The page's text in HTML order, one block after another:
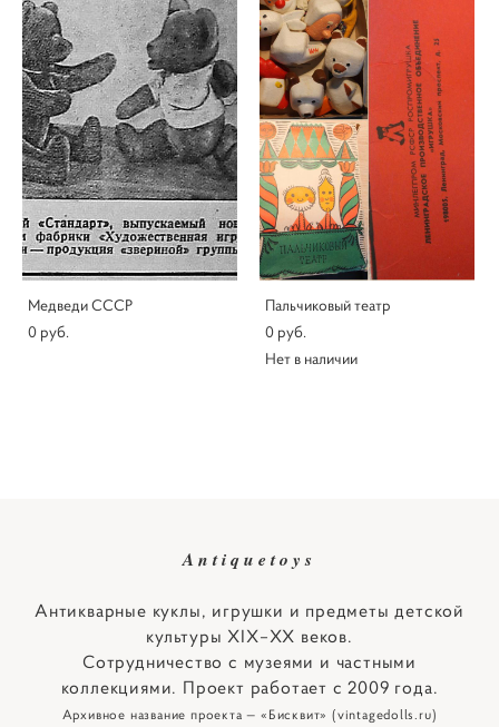
Медведи СССР
0 pуб.
Пальчиковый театр
0 pуб.
Нет в наличии
Antiquetoys
Антикварные куклы, игрушки и предметы детской
культуры XIX–XX веков.
Сотрудничество с музеями и частными
коллекциями. Проект работает с 2009 года.
Архивное название проекта — «Бисквит» (vintagedolls.ru)